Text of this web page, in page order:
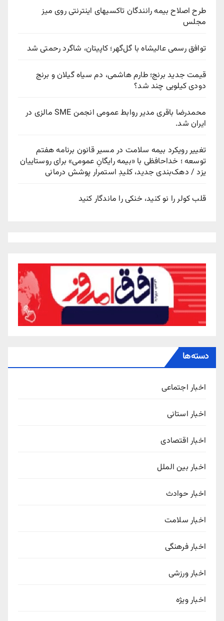
طرح اصلاح بیمه رانندگان تاکسیهای اینترنتی روی میز
مجلس
توافق رسمی عالیشاه با گل‌گهر؛ کاپیتان، شاگرد رحمتی شد
قیمت جدید برنج؛ طارم هاشمی، دم سیاه گیلان و برنج
دودی کیلویی چند شد؟
محمدرضا باقری مدیر روابط عمومی انجمن SME مالزی در
ایران شد.
تغییر رویکرد بیمه سلامت در مسیر قانون برنامه هفتم
توسعه ؛ خداحافظی با «بیمه رایگانِ عمومی» برای روستاییان
یزد / دهک‌بندی جدید، کلیدِ استمرار پوشش درمانی
قلب کولر را نو کنید، خنکی را ماندگار کنید
دسته‌ها
اخبار اجتماعی
اخبار استانی
اخبار اقتصادی
اخبار بین الملل
اخبار حوادث
اخبار سلامت
اخبار فرهنگی
اخبار ورزشی
اخبار ویژه